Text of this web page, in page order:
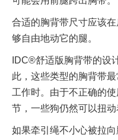
合适的胸背带尺寸应该
够自由地动它的腿。
IDC®舒适版胸背带的设
此，这些类型的胸背带
工作时。由于不正确的
节，一些狗仍然可以扭动
如果牵引绳不小心被拉